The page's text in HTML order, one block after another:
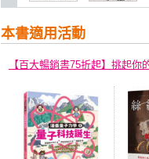
本書適用活動
【百大暢銷書75折起】挑起你